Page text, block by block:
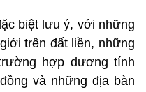
biệt lưu ý, với những
trên đất liền, những
hợp dương tính
và những địa bàn